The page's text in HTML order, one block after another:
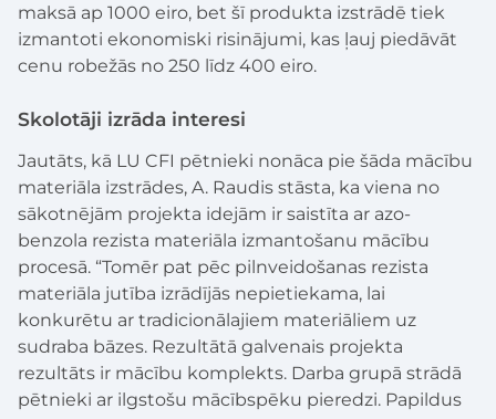
maksā ap 1000 eiro, bet šī produkta izstrādē tiek
izmantoti ekonomiski risinājumi, kas ļauj piedāvāt
cenu robežās no 250 līdz 400 eiro.
Skolotāji izrāda interesi
Jautāts, kā LU CFI pētnieki nonāca pie šāda mācību
materiāla izstrādes, A. Raudis stāsta, ka viena no
sākotnējām projekta idejām ir saistīta ar azo-
benzola rezista materiāla izmantošanu mācību
procesā. “Tomēr pat pēc pilnveidošanas rezista
materiāla jutība izrādījās nepietiekama, lai
konkurētu ar tradicionālajiem materiāliem uz
sudraba bāzes. Rezultātā galvenais projekta
rezultāts ir mācību komplekts. Darba grupā strādā
pētnieki ar ilgstošu mācībspēku pieredzi. Papildus